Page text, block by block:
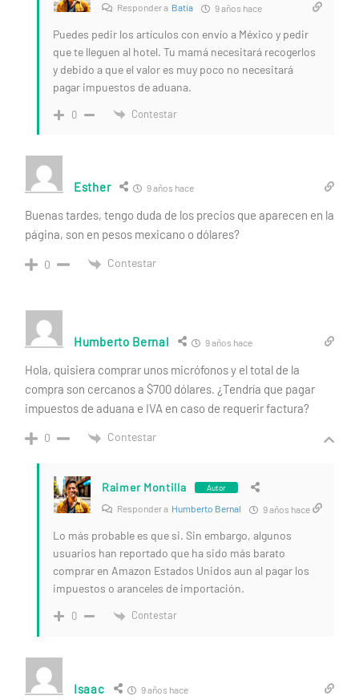
Responder a Batia 9 años hace
Puedes pedir los artículos con envío a México y pedir
que te lleguen al hotel. Tu mamá necesitará recogerlos
y debido a que el valor es muy poco no necesitará
pagar impuestos de aduana.
0 Contestar
Esther 9 años hace
Buenas tardes, tengo duda de los precios que aparecen en la
página, son en pesos mexicano o dólares?
0 Contestar
Humberto Bernal 9 años hace
Hola, quisiera comprar unos micrófonos y el total de la
compra son cercanos a $700 dólares. ¿Tendría que pagar
impuestos de aduana e IVA en caso de requerir factura?
0 Contestar
Raimer Montilla Autor
Responder a Humberto Bernal 9 años hace
Lo más probable es que si. Sin embargo, algunos
usuarios han reportado que ha sido más barato
comprar en Amazon Estados Unidos aun al pagar los
impuestos o aranceles de importación.
0 Contestar
Isaac 9 años hace